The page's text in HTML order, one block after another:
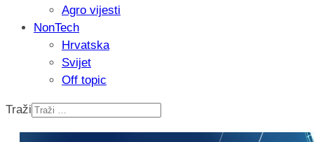
Recenzija: Einhell Professional CP-
Agro vijesti
NonTech
Hrvatska
Svijet
Off topic
Traži